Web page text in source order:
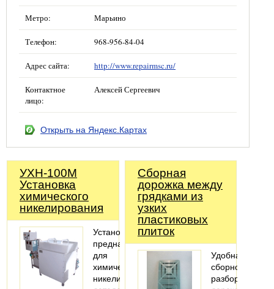
Метро: Марьино
Телефон: 968-956-84-04
Адрес сайта: http://www.repairmsc.ru/
Контактное
лицо:
Алексей Сергеевич
Открыть на Яндекс.Картах
УХН-100М
Установка
химического
никелирования
УстановкаУХН-100М
предназначена
для
химического
никелирования
Сборная
дорожка между
грядками из
узких
пластиковых
плиток
Удобная
сборно-
разборная